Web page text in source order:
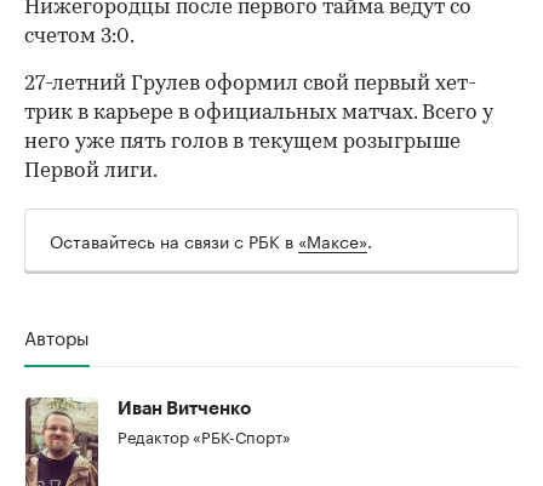
Нижегородцы после первого тайма ведут со
счетом 3:0.
27-летний Грулев оформил свой первый хет-
трик в карьере в официальных матчах. Всего у
него уже пять голов в текущем розыгрыше
Первой лиги.
Оставайтесь на связи с РБК в «Максе».
Авторы
Иван Витченко
Редактор «РБК-Спорт»